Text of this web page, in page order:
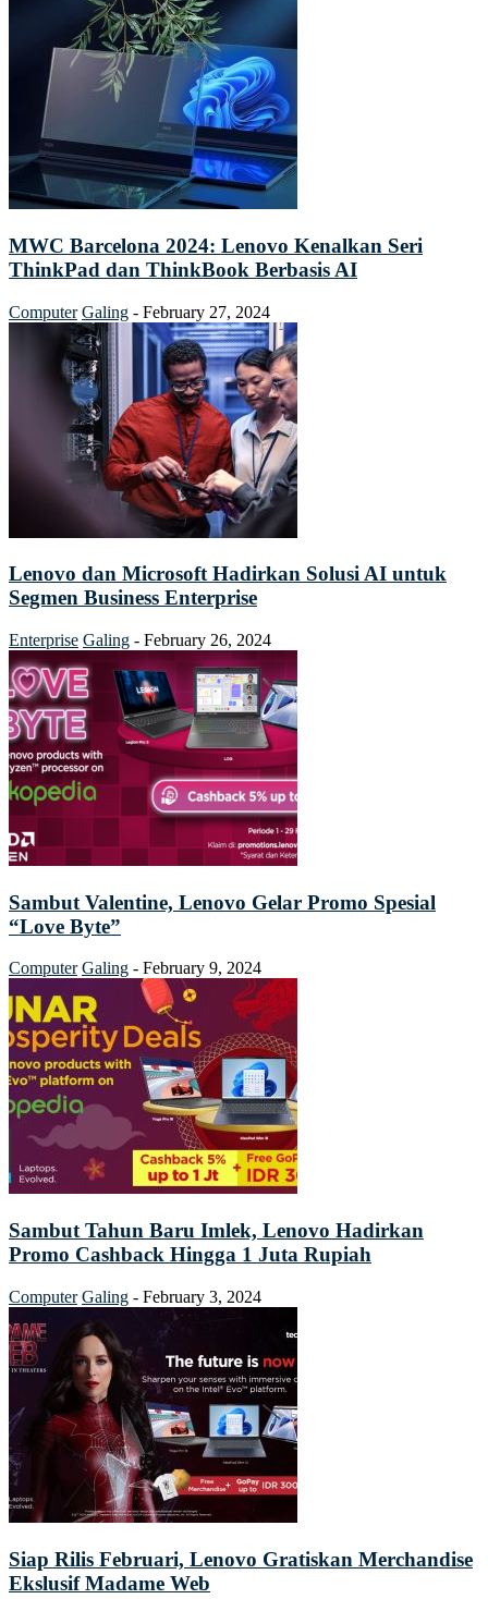
MWC Barcelona 2024: Lenovo Kenalkan Seri
ThinkPad dan ThinkBook Berbasis AI
Computer Galing - February 27, 2024
Lenovo dan Microsoft Hadirkan Solusi AI untuk
Segmen Business Enterprise
Enterprise Galing - February 26, 2024
Sambut Valentine, Lenovo Gelar Promo Spesial
“Love Byte”
Computer Galing - February 9, 2024
Sambut Tahun Baru Imlek, Lenovo Hadirkan
Promo Cashback Hingga 1 Juta Rupiah
Computer Galing - February 3, 2024
Siap Rilis Februari, Lenovo Gratiskan Merchandise
Ekslusif Madame Web